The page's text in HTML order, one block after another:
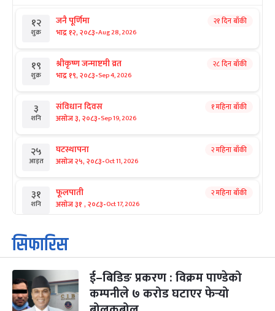
१२
शुक्र
जनै पूर्णिमा
भाद्र १२, २०८३-Aug 28, 2026
२१ दिन बाँकी
१९
शुक्र
श्रीकृष्ण जन्माष्टमी व्रत
भाद्र १९, २०८३-Sep 4, 2026
२८ दिन बाँकी
३
शनि
संविधान दिवस
असोज ३, २०८३-Sep 19, 2026
१ महिना बाँकी
२५
आइत
घटस्थापना
असोज २५, २०८३-Oct 11, 2026
२ महिना बाँकी
३१
शनि
फूलपाती
असोज ३१ , २०८३-Oct 17, 2026
२ महिना बाँकी
१
आइत
कार्तिक सङ्क्रान्ति
कार्तिक १, २०८३
३
मंगल
महानवमी
कार्तिक ३, २०८३-Oct 20, 2026
२ महिना बाँकी
सिफारिस
ई–बिडिङ प्रकरण : विक्रम पाण्डेको
कम्पनीले ७ करोड घटाएर फेर्‍यो